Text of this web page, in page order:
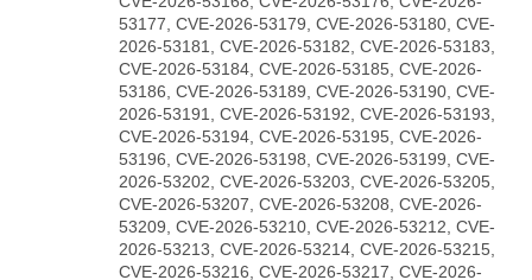
53177, CVE-2026-53179, CVE-2026-53180, CVE-
2026-53181, CVE-2026-53182, CVE-2026-53183,
CVE-2026-53184, CVE-2026-53185, CVE-2026-
53186, CVE-2026-53189, CVE-2026-53190, CVE-
2026-53191, CVE-2026-53192, CVE-2026-53193,
CVE-2026-53194, CVE-2026-53195, CVE-2026-
53196, CVE-2026-53198, CVE-2026-53199, CVE-
2026-53202, CVE-2026-53203, CVE-2026-53205,
CVE-2026-53207, CVE-2026-53208, CVE-2026-
53209, CVE-2026-53210, CVE-2026-53212, CVE-
2026-53213, CVE-2026-53214, CVE-2026-53215,
CVE-2026-53216, CVE-2026-53217, CVE-2026-